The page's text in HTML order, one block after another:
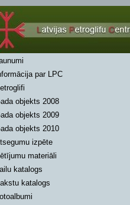
par LPC
objekts 2008
objekts 2009
objekts 2010
izpēte
materiāli
katalogs
katalogs